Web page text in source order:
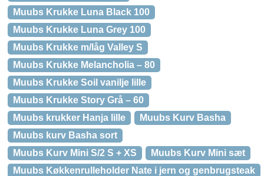
Muubs Krukke Luna Black 100
Muubs Krukke Luna Grey 100
Muubs Krukke m/låg Valley S
Muubs Krukke Melancholia – 80
Muubs Krukke Soil vanilje lille
Muubs Krukke Story Grå – 60
Muubs krukker Hanja lille
Muubs Kurv Basha
Muubs kurv Basha sort
Muubs Kurv Mini S/2 S + XS
Muubs Kurv Mini sæt
Muubs Køkkenrulleholder Nate i jern og genbrugsteak